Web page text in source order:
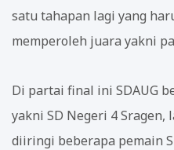
satu tahapan lagi yang
memperoleh juara yakni
Di partai final ini SDAUG
yakni SD Negeri 4 Sragen,
diiringi beberapa pemain